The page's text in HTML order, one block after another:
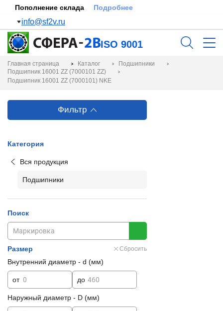
Пополнение склада Подробнее
info@sf2v.ru
ISO 9001
Главная страница Каталог
Подшипники
Подшипник 16001 ZZ (7000101 ZZ)
Подшипник 16001 ZZ (7000101) NKE
Фильтр
Категория
Вся продукция
Подшипники
Поиск
Размер Сбросить
Внутренний диаметр - d (мм)
от до
Наружный диаметр - D (мм)